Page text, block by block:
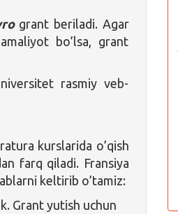
grant beriladi. Agar
bo’lsa, grant
rasmiy veb-
kurslarida o’qish
farq qiladi. Fransiya
keltirib o’tamiz:
Grant yutish uchun